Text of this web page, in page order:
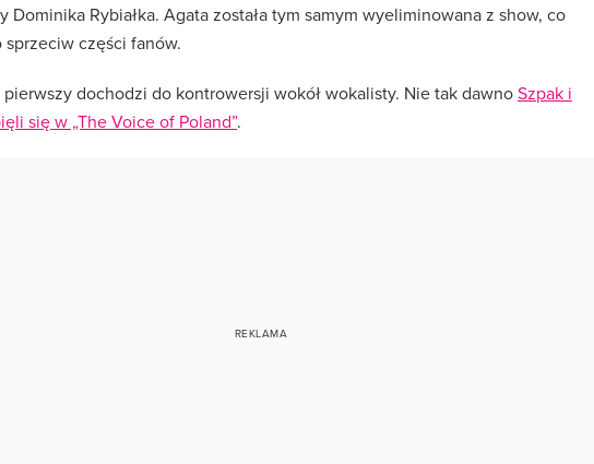
Dominika Rybiałka. Agata została tym samym wyeliminowana z show, co
sprzeciw części fanów.
pierwszy dochodzi do kontrowersji wokół wokalisty. Nie tak dawnoSzpak i
się w „The Voice of Poland”.